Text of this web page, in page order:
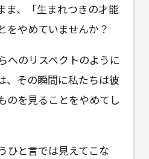
ま、「生まれつきの才能
をやめていませんか？
へのリスペクトのように
、その瞬間に私たちは彼
のを見ることをやめてし
ひと言では見えてこな